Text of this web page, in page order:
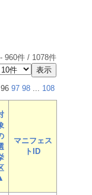
- 960件 / 1078件
96 97 98 ... 108
マニフェス
トID